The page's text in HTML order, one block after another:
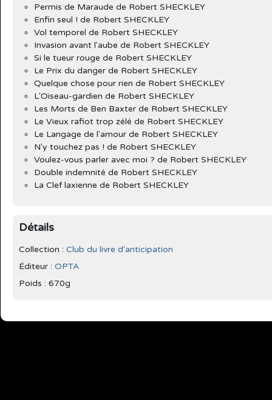
Permis de Maraude de Robert SHECKLEY
Enfin seul ! de Robert SHECKLEY
Vol temporel de Robert SHECKLEY
Invasion avant l'aube de Robert SHECKLEY
Si le tueur rouge de Robert SHECKLEY
Le Prix du danger de Robert SHECKLEY
Quelque chose pour rien de Robert SHECKLEY
L'Oiseau-gardien de Robert SHECKLEY
Les Morts de Ben Baxter de Robert SHECKLEY
Le Vieux rafiot trop zélé de Robert SHECKLEY
Le Langage de l'amour de Robert SHECKLEY
N'y touchez pas ! de Robert SHECKLEY
Voulez-vous parler avec moi ? de Robert SHECKLEY
Double indemnité de Robert SHECKLEY
La Clef laxienne de Robert SHECKLEY
Détails
Collection : Club du livre d'anticipation
Éditeur : OPTA
Poids : 670g